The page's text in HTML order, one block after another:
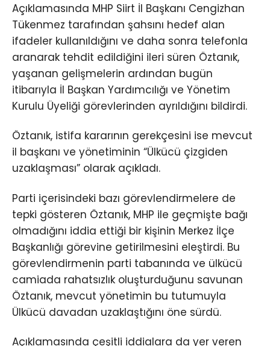
Açıklamasında MHP Siirt İl Başkanı Cengizhan
Tükenmez tarafından şahsını hedef alan
ifadeler kullanıldığını ve daha sonra telefonla
aranarak tehdit edildiğini ileri süren Öztanık,
yaşanan gelişmelerin ardından bugün
itibarıyla İl Başkan Yardımcılığı ve Yönetim
Kurulu Üyeliği görevlerinden ayrıldığını bildirdi.
Öztanık, istifa kararının gerekçesini ise mevcut
il başkanı ve yönetiminin “Ülkücü çizgiden
uzaklaşması” olarak açıkladı.
Parti içerisindeki bazı görevlendirmelere de
tepki gösteren Öztanık, MHP ile geçmişte bağı
olmadığını iddia ettiği bir kişinin Merkez İlçe
Başkanlığı görevine getirilmesini eleştirdi. Bu
görevlendirmenin parti tabanında ve ülkücü
camiada rahatsızlık oluşturduğunu savunan
Öztanık, mevcut yönetimin bu tutumuyla
Ülkücü davadan uzaklaştığını öne sürdü.
Açıklamasında çeşitli iddialara da yer veren